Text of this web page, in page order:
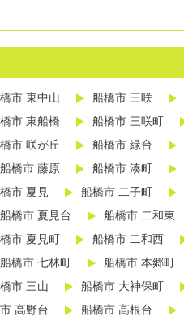
市 東中山 船橋市 三咲
市 東船橋 船橋市 三咲町
市 咲が丘 船橋市 緑台
船橋市 藤原 船橋市 湊町
市 夏見 船橋市 二子町
船橋市 夏見台 船橋市 二和東
市 夏見町 船橋市 二和西
船橋市 七林町 船橋市 本郷町
市 三山 船橋市 大神保町
高野台 船橋市 高根台